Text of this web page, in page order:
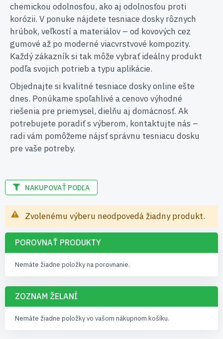
chemickou odolnosťou, ako aj odolnosťou proti
korózii. V ponuke nájdete tesniace dosky rôznych
hrúbok, veľkostí a materiálov – od kovových cez
gumové až po moderné viacvrstvové kompozity.
Každý zákazník si tak môže vybrať ideálny produkt
podľa svojich potrieb a typu aplikácie.
Objednajte si kvalitné tesniace dosky online ešte
dnes. Ponúkame spoľahlivé a cenovo výhodné
riešenia pre priemysel, dielňu aj domácnosť. Ak
potrebujete poradiť s výberom, kontaktujte nás –
radi vám pomôžeme nájsť správnu tesniacu dosku
pre vaše potreby.
Zvolenému výberu neodpovedá žiadny produkt.
NAKUPOVAŤ PODĽA
POROVNAŤ PRODUKTY
Nemáte žiadne položky na porovnanie.
ZOZNAM ŽELANÍ
Nemáte žiadne položky vo vašom nákupnom košíku.